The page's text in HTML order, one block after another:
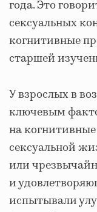
года. Это
сексуальных
когнитивные
старшей
У взрослых в
ключевым
на
сексуальной
или
и
испытывали